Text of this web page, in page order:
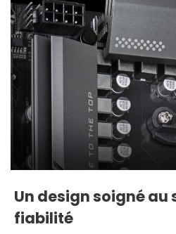
Un design soigné au
fiabilité